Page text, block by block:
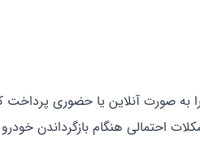
به صورت آنلاین یا حضوری
احتمالی هنگام بازگرداندن